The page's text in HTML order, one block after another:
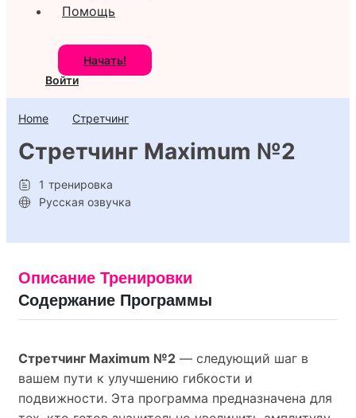
Помощь
Начать!
Войти
Home Стретчинг
Стретчинг Maximum №2
1 тренировка
Русская озвучка
Описание Тренировки
Содержание Программы
Стретчинг Maximum №2 — следующий шаг в
вашем пути к улучшению гибкости и
подвижности. Эта программа предназначена для